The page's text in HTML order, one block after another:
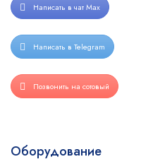
Написать в чат Max
Написать в Telegram
Позвонить на сотовый
Оборудование